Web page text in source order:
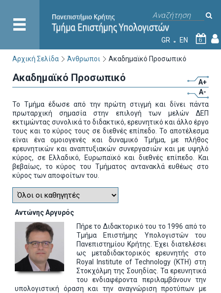
GR EN 6
Αρχική Σελίδα Άνθρωποι Ακαδημαϊκό Προσωπικό
Ακαδημαϊκό Προσωπικό
A+
A-
Το Τμήμα έδωσε από την πρώτη στιγμή και δίνει πάντα
πρωταρχική σημασία στην επιλογή των μελών ΔΕΠ
εκτιμώντας συνολικά το διδακτικό, ερευνητικό και άλλο έργο
τους και το κύρος τους σε διεθνές επίπεδο. Το αποτέλεσμα
είναι ένα ομοιογενές και δυναμικό Τμήμα, με πλήθος
ερευνητικών και αναπτυξιακών συνεργασιών και με υψηλό
κύρος, σε Ελλαδικό, Ευρωπαϊκό και διεθνές επίπεδο. Και
βεβαίως, το κύρος του Τμήματος αντανακλά ευθέως στο
κύρος των αποφοίτων του.
Αντώνης Αργυρός
Πήρε το Διδακτορικό του το 1996 από το
Τμήμα Επιστήμης Υπολογιστών του
Πανεπιστημίου Κρήτης. Έχει διατελέσει
ως μεταδιδακτορικός ερευνητής στο
Royal Institute of Technology (KTH) στη
Στοκχόλμη της Σουηδίας. Τα ερευνητικά
του ενδιαφέροντα περιλαμβάνουν την
υπολογιστική όραση και την αναγνώριση προτύπων με